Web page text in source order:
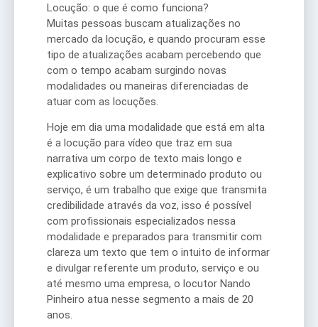
Locução: o que é como funciona?
Muitas pessoas buscam atualizações no
mercado da locução, e quando procuram esse
tipo de atualizações acabam percebendo que
com o tempo acabam surgindo novas
modalidades ou maneiras diferenciadas de
atuar com as locuções.
Hoje em dia uma modalidade que está em alta
é a locução para vídeo que traz em sua
narrativa um corpo de texto mais longo e
explicativo sobre um determinado produto ou
serviço, é um trabalho que exige que transmita
credibilidade através da voz, isso é possível
com profissionais especializados nessa
modalidade e preparados para transmitir com
clareza um texto que tem o intuito de informar
e divulgar referente um produto, serviço e ou
até mesmo uma empresa, o locutor Nando
Pinheiro atua nesse segmento a mais de 20
anos.